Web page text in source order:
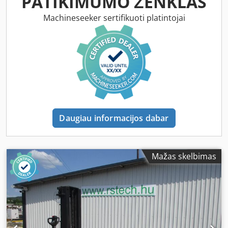
Machineseeker sertifikuoti platintojai
Daugiau informacijos dabar
Mažas skelbimas